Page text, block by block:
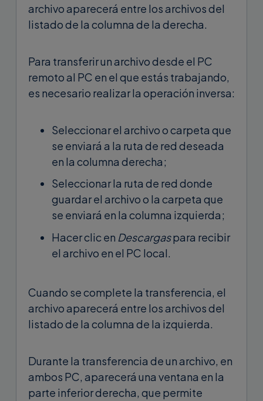
archivo aparecerá entre los archivos del
listado de la columna de la derecha.
Para transferir un archivo desde el PC
remoto al PC en el que estás trabajando,
es necesario realizar la operación inversa:
Seleccionar el archivo o carpeta que
se enviará a la ruta de red deseada
en la columna derecha;
Seleccionar la ruta de red donde
guardar el archivo o la carpeta que
se enviará en la columna izquierda;
Hacer clic en Descargaspara recibir
el archivo en el PC local.
Cuando se complete la transferencia, el
archivo aparecerá entre los archivos del
listado de la columna de la izquierda.
Durante la transferencia de un archivo, en
ambos PC, aparecerá una ventana en la
parte inferior derecha, que permite